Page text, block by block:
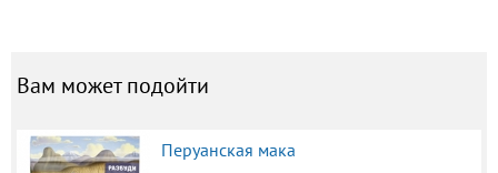
Вам может подойти
Перуанская мака